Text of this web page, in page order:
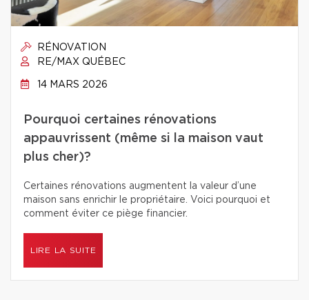
RÉNOVATION
RE/MAX QUÉBEC
14 MARS 2026
Pourquoi certaines rénovations
appauvrissent (même si la maison vaut
plus cher)?
Certaines rénovations augmentent la valeur d’une
maison sans enrichir le propriétaire. Voici pourquoi et
comment éviter ce piège financier.
LIRE LA SUITE